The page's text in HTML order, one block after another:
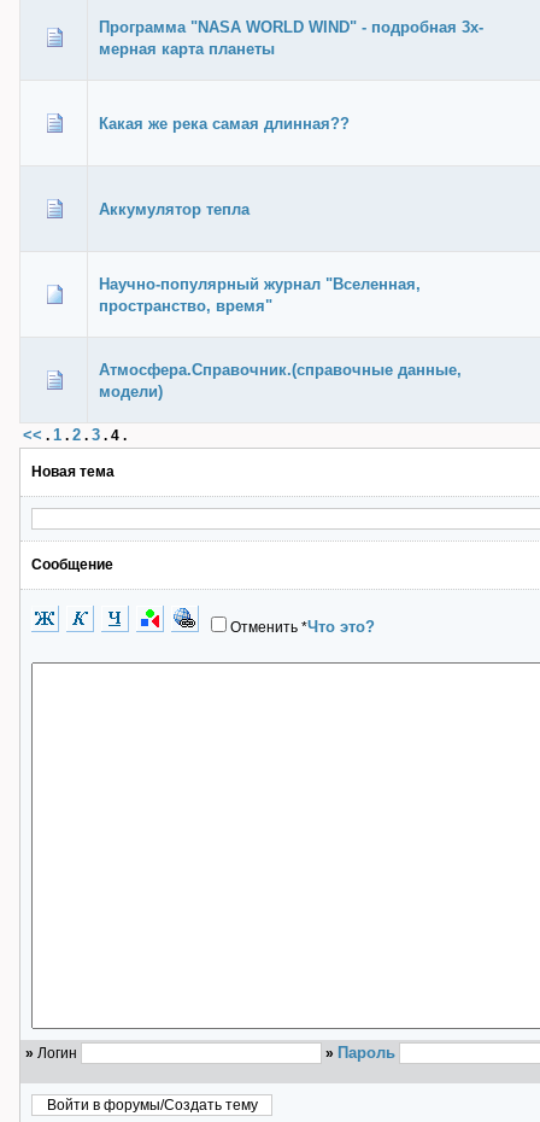
Программа "NASA WORLD WIND" - подробная 3х-
мерная карта планеты
Какая же река самая длинная??
Аккумулятор тепла
Научно-популярный журнал "Вселенная,
пространство, время"
Атмосфера.Справочник.(справочные данные,
модели)
<< . 1 . 2 . 3 . 4 .
Новая тема
Сообщение
Отменить *Что это?
» Логин » Пароль